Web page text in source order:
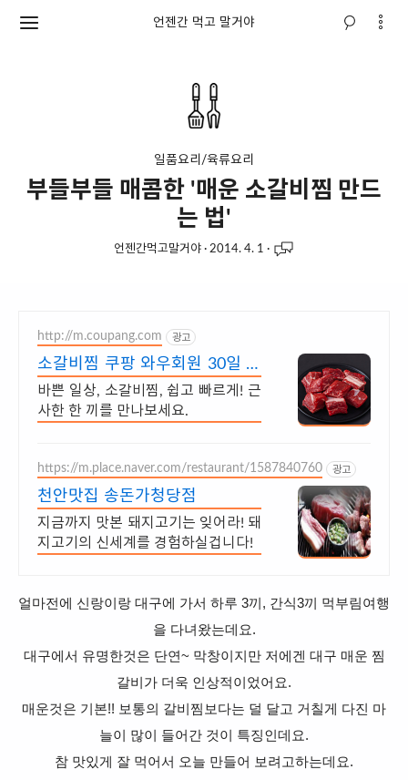
언젠간 먹고 말거야
일품요리/육류요리
부들부들 매콤한 '매운 소갈비찜 만드
는 법'
언젠간먹고말거야· 2014. 4. 1 ·
http://m.coupang.com 광고
소갈비찜 쿠팡 와우회원 30일 무
료반품
바쁜 일상, 소갈비찜, 쉽고 빠르게! 근
사한 한 끼를 만나보세요.
https://m.place.naver.com/restaurant/1587840760 광고
천안맛집 송돈가청당점
지금까지 맛본 돼지고기는 잊어라! 돼
지고기의 신세계를 경험하실겁니다!
얼마전에 신랑이랑 대구에 가서 하루 3끼, 간식3끼 먹부림여행
을 다녀왔는데요.
대구에서 유명한것은 단연~ 막창이지만저에겐 대구 매운 찜
갈비가 더욱 인상적이었어요.
매운것은 기본!! 보통의 갈비찜보다는 덜 달고 거칠게 다진 마
늘이 많이 들어간 것이 특징인데요.
참 맛있게 잘 먹어서 오늘 만들어 보려고하는데요.